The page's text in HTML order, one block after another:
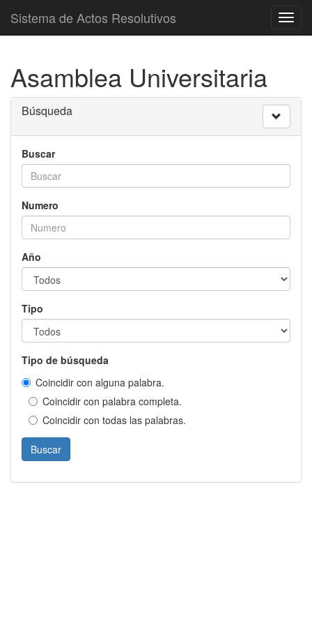
Sistema de Actos Resolutivos
Asamblea Universitaria
Búsqueda
Buscar
Numero
Año
Tipo
Tipo de búsqueda
Coincidir con alguna palabra.
Coincidir con palabra completa.
Coincidir con todas las palabras.
Buscar